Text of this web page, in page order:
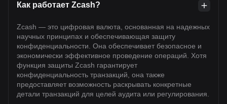
Как работает Zcash?
Zcash — это цифровая валюта, основанная на надежных
научных принципах и обеспечивающая защиту
конфиденциальности. Она обеспечивает безопасное и
экономически эффективное проведение операций. Хотя
функция защиты Zcash гарантирует
конфиденциальность транзакций, она также
предоставляет возможность раскрывать конкретные
детали транзакций для целей аудита или регулирования.